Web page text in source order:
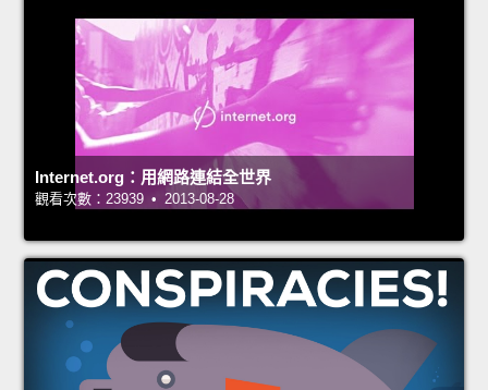
Internet.org：用網路連結全世界
觀看次數：23939 • 2013-08-28